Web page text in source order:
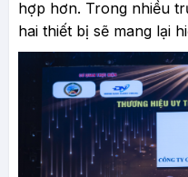
hợp hơn. Trong nhiều
hai thiết bị sẽ mang lại